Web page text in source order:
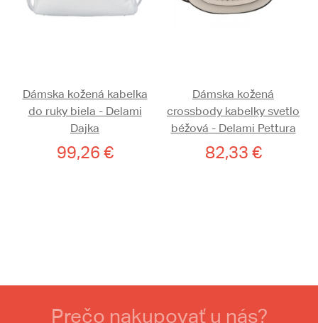
Dámska kožená kabelka
do ruky biela - Delami
Dajka
99,26 €
Dámska kožená
crossbody kabelky svetlo
béžová - Delami Pettura
82,33 €
Prečo nakupovať u nás?